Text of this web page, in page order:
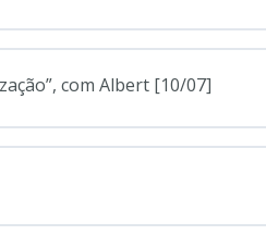
com Albert [10/07]